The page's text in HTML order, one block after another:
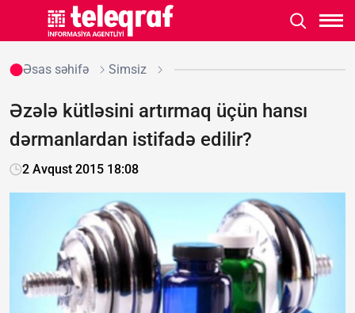
Əsas səhifə Simsiz
Əzələ kütləsini artırmaq üçün hansı
dərmanlardan istifadə edilir?
2 Avqust 2015 18:08